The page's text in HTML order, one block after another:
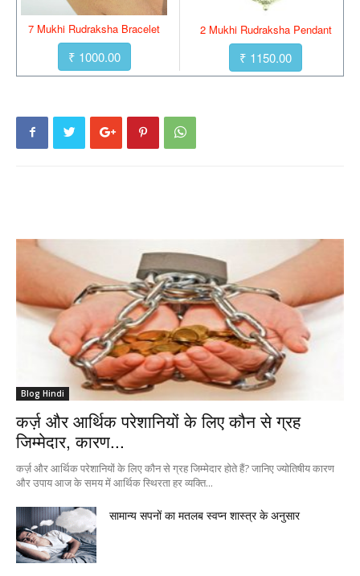
7 Mukhi Rudraksha Bracelet
₹ 1000.00
2 Mukhi Rudraksha Pendant
₹ 1150.00
Blog Hindi
कर्ज़ और आर्थिक परेशानियों के लिए कौन से ग्रह
जिम्मेदार, कारण...
कर्ज़ और आर्थिक परेशानियों के लिए कौन से ग्रह जिम्मेदार होते हैं? जानिए ज्योतिषीय कारण
और उपाय आज के समय में आर्थिक स्थिरता हर व्यक्ति...
सामान्य सपनों का मतलब स्वप्न शास्त्र के अनुसार